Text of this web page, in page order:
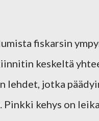
Ystävänpäivää
fiskarsin
keskeltä
lehdet, jotka
kehys on